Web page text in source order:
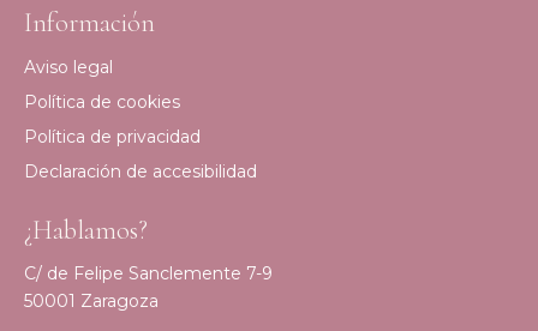
Información
Aviso legal
Política de cookies
Política de privacidad
Declaración de accesibilidad
¿Hablamos?
C/ de Felipe Sanclemente 7-9
50001 Zaragoza